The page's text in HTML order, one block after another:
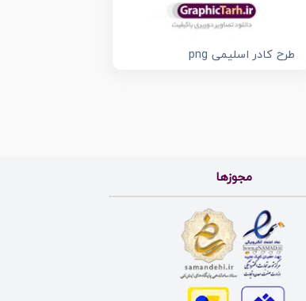
طرح کادر اسلیمی png
مجوزها